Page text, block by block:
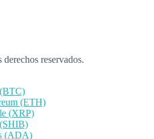
derechos reservados.
(ETH)
(XRP)
(ADA)